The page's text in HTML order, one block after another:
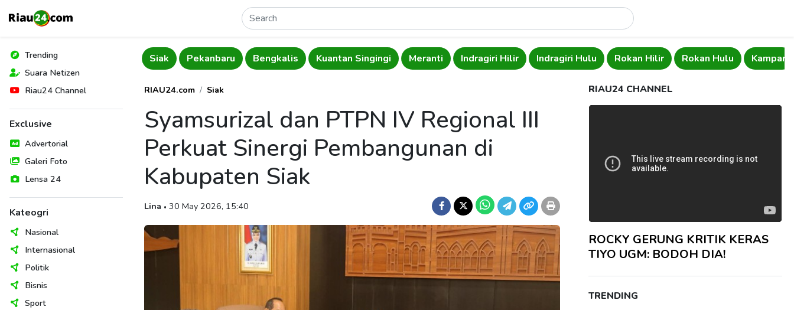
Trending
Suara Netizen
Riau24 Channel
Exclusive
Advertorial
Galeri Foto
Lensa 24
Kateogri
Nasional
Internasional
Politik
Bisnis
Sport
Kuantan Singingi Meranti Indragiri Hilir Indragiri Hulu Rokan Hilir Rokan Hulu Kampar
Riau Siak Pekanbaru Bengkalis
RIAU24.com Siak
Syamsurizal dan PTPN IV Regional III
Perkuat Sinergi Pembangunan di
Kabupaten Siak
Lina • 30 May 2026, 15:40
RIAU24 CHANNEL
ROCKY GERUNG KRITIK KERAS
TIYO UGM: BODOH DIA!
TRENDING